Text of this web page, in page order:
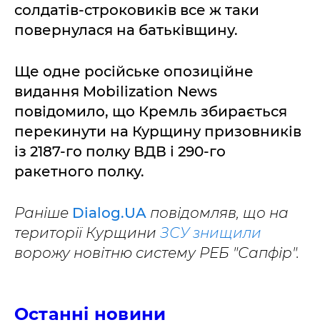
солдатів-строковиків все ж таки
повернулася на батьківщину.
Ще одне російське опозиційне
видання Mobilization News
повідомило, що Кремль збирається
перекинути на Курщину призовників
із 2187-го полку ВДВ і 290-го
ракетного полку.
Раніше Dialog.UA повідомляв, що на
території Курщини ЗСУ знищили
ворожу новітню систему РЕБ "Сапфір".
Останні новини